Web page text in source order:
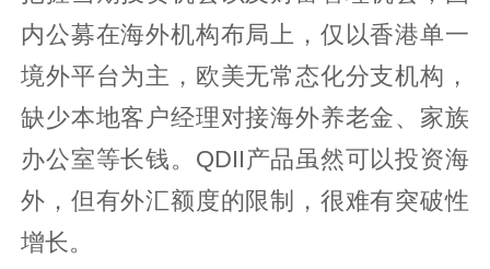
内公募在海外机构布局上，仅以香港单一
境外平台为主，欧美无常态化分支机构，
缺少本地客户经理对接海外养老金、家族
办公室等长钱。QDII产品虽然可以投资海
外，但有外汇额度的限制，很难有突破性
增长。